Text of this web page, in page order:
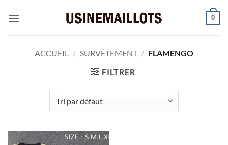
0
ACCUEIL / SURVÊTEMENT / FLAMENGO
FILTRER